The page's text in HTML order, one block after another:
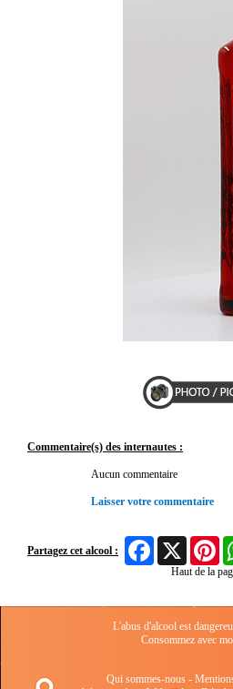
Commentaire(s) des internautes :
Aucun commentaire
Laisser votre commentaire
Partagez cet alcool :
Facebook
X
Haut de la
L'abus d'alcool est
Consommez avec
Qui sommes-nous-